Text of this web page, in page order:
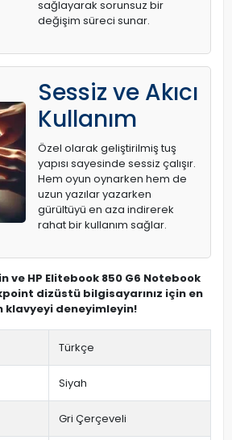
sağlayarak sorunsuz bir
değişim süreci sunar.
Sessiz ve Akıcı
Kullanım
Özel olarak geliştirilmiş tuş
yapısı sayesinde sessiz çalışır.
Hem oyun oynarken hem de
uzun yazılar yazarken
gürültüyü en aza indirerek
rahat bir kullanım sağlar.
ve HP Elitebook 850 G6 Notebook
dizüstü bilgisayarınız için en
klavyeyi deneyimleyin!
Türkçe
Siyah
Gri Çerçeveli